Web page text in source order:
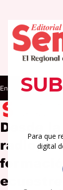
Entrada
Desde
radio,
2 min